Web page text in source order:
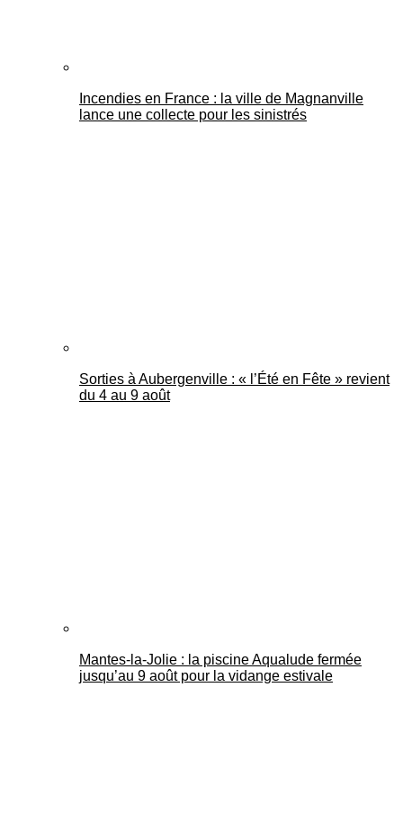
Incendies en France : la ville de Magnanville
lance une collecte pour les sinistrés
Sorties à Aubergenville : « l’Été en Fête » revient
du 4 au 9 août
Mantes-la-Jolie : la piscine Aqualude fermée
jusqu’au 9 août pour la vidange estivale